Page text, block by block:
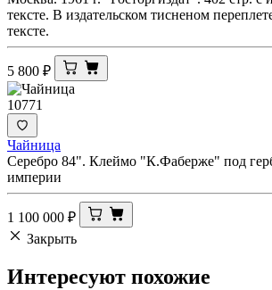
тексте. В издательском тисненом
тексте.
5 800 ₽
10771
Чайница
Серебро 84". Клеймо "К.Фаберже" под
империи
1 100 000 ₽
Закрыть
Интересуют похожие